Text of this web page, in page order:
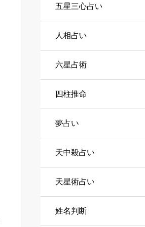
五星三心占い
人相占い
六星占術
四柱推命
夢占い
天中殺占い
天星術占い
姓名判断